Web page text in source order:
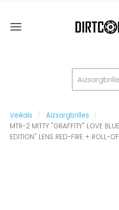
Veikals
Aizsargbrilles
MTR-2 MITTY "GRAFFITY" LOVE
EDITION" LENS RED-FIRE + ROLL-